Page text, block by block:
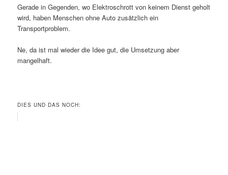
Gerade in Gegenden, wo Elektroschrott von keinem Dienst geholt
wird, haben Menschen ohne Auto zusätzlich ein
Transportproblem.
Ne, da ist mal wieder die Idee gut, die Umsetzung aber
mangelhaft.
DIES UND DAS NOCH: